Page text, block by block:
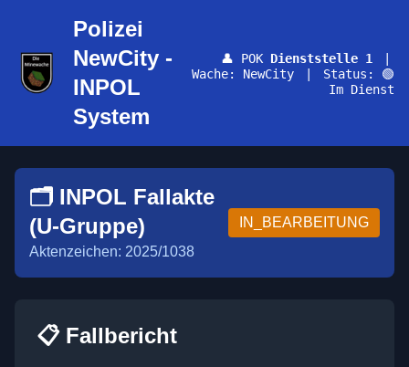
Polizei
NewCity -
INPOL
System
👤 POK Dienststelle 1
|
Wache: NewCity
|
Status: 🟢
Im Dienst
🗂️ INPOL Fallakte
(U-Gruppe)
Aktenzeichen: 2025/1038
IN_BEARBEITUNG
📋 Fallbericht